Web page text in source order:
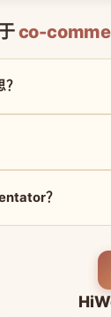
co-
？